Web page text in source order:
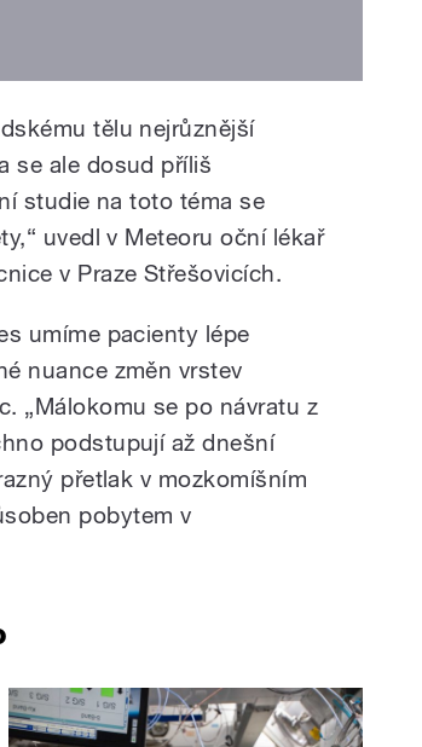
tělu nejrůznější
se ale dosud příliš
studie na toto téma se
uvedl v Meteoru oční lékař
v Praze Střešovicích.
umíme pacienty lépe
nuance změn vrstev
„Málokomu se po návratu z
podstupují až dnešní
přetlak v mozkomíšním
pobytem v